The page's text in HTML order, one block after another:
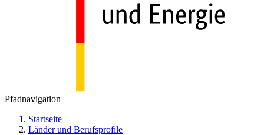
Pfadnavigation
Startseite
Länder und Berufsprofile